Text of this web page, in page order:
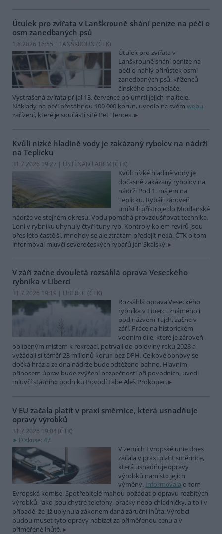
Útulek pro zvířata v Lanškrouně shání peníze na péči o
osm zanedbaných psů
1.8.2026 16:55 | LANŠKROUN (ČTK)
Útulek pro zvířata v
Lanškrouně shání peníze na
péči o náhlý přírůstek osmi
zanedbaných psů, kříženců
čínského chocholáče.
Vystrašená zvířata přijal 13. července po úmrtí jejich majitele.
Náklady na péči přesáhnou 100 000 korun, uvedlo na svém webu
zařízení, které je součástí sítě Pet Heroes.
Kvůli nízké hladině vody je zakázaný rybolov na nádrži
na Teplicku
31.7.2026 19:27 | ÚSTÍ NAD LABEM (ČTK)
Kvůli nízké hladině vody je
dočasně zakázaný rybolov na
nádrži Pod 1. májem na
Teplicku. Rybáři zároveň
umístili přístroje do Modlanské
nádrže ve stejném okresu. Vodu pomáhá provzdušňovat technika.
Loni v rybníku uhynuly čtyři tuny ryb. Kontroly kolem revírů jsou
přes léto častější, mnohdy se ale ztrátám předejít nedá. ČTK o tom
informoval mluvčí severočeských rybářů Jan Skalský.
V září začne dvouletá rozsáhlá oprava Veseckého
rybníka v Liberci
31.7.2026 19:19 | LIBEREC (ČTK)
Rozsáhlá oprava Veseckého
rybníka v Liberci, známého i
pod názvem Tajch, začne v
září. Práce na historickém
vodním díle, které je zároveň
oblíbeným místem k rekreaci, potrvají do poloviny roku 2028 a
vyžádají si téměř 23 milionů korun bez DPH. Celkové obnovy se
dočká hráz a ze dna nádrže bude odtěženo bahno. Hlavním
přínosem úprav bude zvýšení bezpečnosti při povodních, uvedl
mluvčí státního podniku Povodí Labe Aleš Prokopec.
V EU začala platit v praxi směrnice, která usnadňuje
opravy výrobků
31.7.2026 19:04 (ČTK)
Diskuse: 47
V zemích Evropské unie dnes
začala v praxi platit směrnice,
která usnadňuje opravy
výrobků namísto jejich
výměny. Informovala o tom
Evropská komise. Spotřebitelé mohou požádat o opravu rozbitých
výrobků, jako jsou chytré telefony, pračky nebo chladničky, a to i v
případě, že již uplynula zákonem daná záruční lhůta. Výrobci
budou muset tyto opravy nabízet za přiměřenou cenu a v
přiměřené lhůtě.